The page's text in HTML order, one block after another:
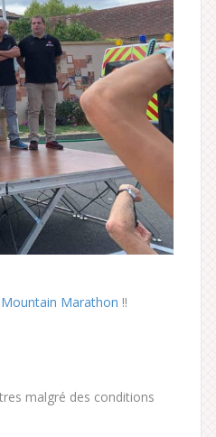
Marathon !!
malgré des conditions